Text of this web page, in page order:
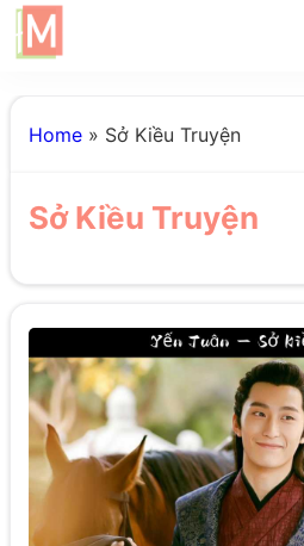
Home» Sở Kiều Truyện
Sở Kiều Truyện